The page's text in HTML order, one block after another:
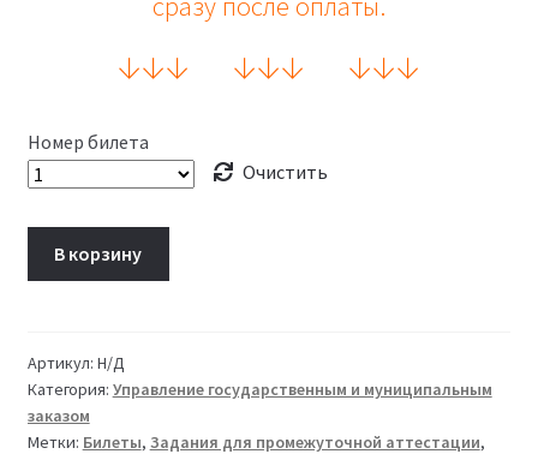
↓↓↓ ↓↓↓ ↓↓↓
Номер билета
Очистить
В корзину
Артикул: Н/Д
Категория: Управление государственным и муниципальным
заказом
Метки: Билеты, Задания для промежуточной аттестации,